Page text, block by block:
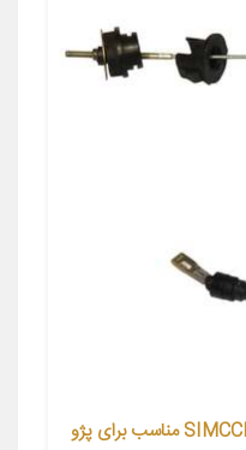
کابل کلاچ سیمیران مدل SIMCCPJKGH مناسب برای پژو